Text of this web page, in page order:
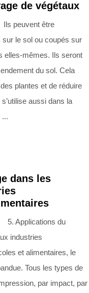
de végétaux
peuvent être
sur le sol ou coupés sur
elles-mêmes. Ils seront
du sol. Cela
plantes et de réduire
aussi dans la
...
dans les
5. Applications du
industries
et alimentaires, le
Tous les types de
par impact, par